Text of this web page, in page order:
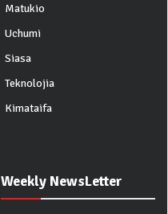
Matukio
Uchumi
Siasa
Teknolojia
Kimataifa
Weekly NewsLetter